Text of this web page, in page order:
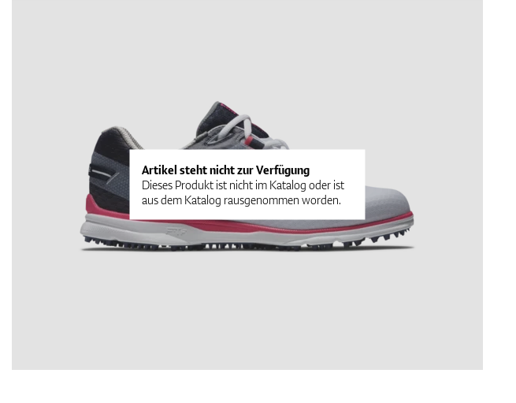
Artikel steht nicht zur Verfügung
Dieses Produkt ist nicht im Katalog oder ist
aus dem Katalog rausgenommen worden.